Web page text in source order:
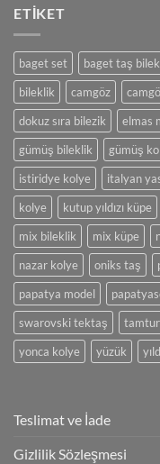
ve
Yapımı
Büyük
ETIKET
baget set baget taş
bileklik
camgöz
dokuz sıra bilezik
elmas
gümüş bileklik
gümüş
istiridye kolye
italyan
kolye
kutup yıldızı küpe
mix bileklik
mix küpe
nazar kolye
oniks taş
papatya model
swarovski tektaş
tamtur
yonca kolye
yüzük
Teslimat ve İade
Gizlilik Sözleşmesi